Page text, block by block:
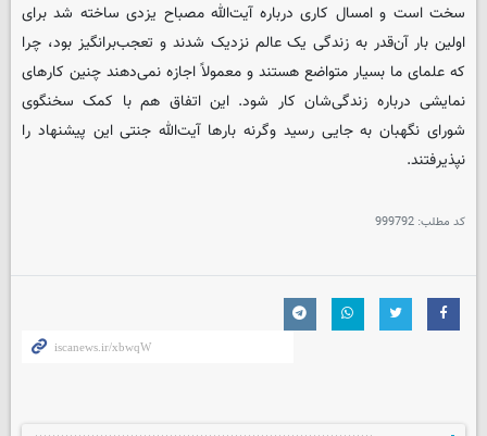
سخت است و امسال کاری درباره آیت‌الله مصباح یزدی ساخته شد برای
اولین بار آن‌قدر به زندگی یک عالم نزدیک شدند و تعجب‌برانگیز بود، چرا
که علمای ما بسیار متواضع هستند و معمولاً اجازه نمی‌دهند چنین کارهای
نمایشی درباره زندگی‌شان کار شود. این اتفاق هم با کمک سخنگوی
شورای نگهبان به جایی رسید وگرنه بارها آیت‌الله جنتی این پیشنهاد را
نپذیرفتند.
کد مطلب: 999792